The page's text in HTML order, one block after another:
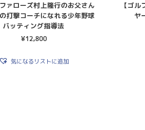
ァローズ村上隆行のお父さん
打撃コーチになれる少年野球
バッティング指導法
¥12,800
気になるリストに追加
【ゴ
ヤ